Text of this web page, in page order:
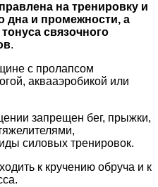
на тренировку и
дна и промежности, а
связочного
.
с пролапсом
аквааэробикой или
запрещен бег, прыжки,
силовых тренировок.
к кручению обруча и к